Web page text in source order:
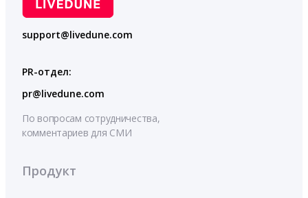
support@livedune.com
PR-отдел:
pr@livedune.com
По вопросам сотрудничества,
комментариев для СМИ
Продукт